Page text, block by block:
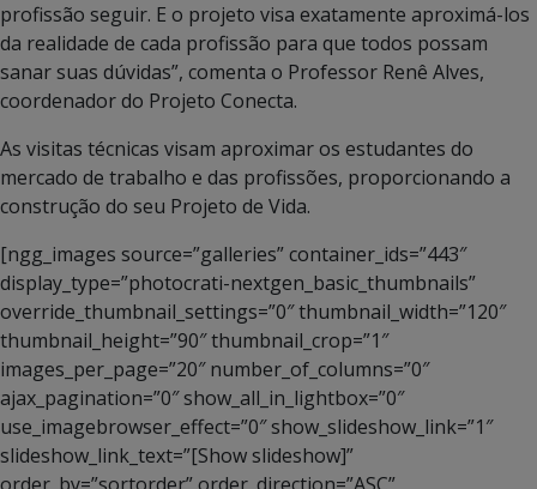
profissão seguir. E o projeto visa exatamente aproximá-los
da realidade de cada profissão para que todos possam
sanar suas dúvidas”, comenta o Professor Renê Alves,
coordenador do Projeto Conecta.
As visitas técnicas visam aproximar os estudantes do
mercado de trabalho e das profissões, proporcionando a
construção do seu Projeto de Vida.
[ngg_images source=”galleries” container_ids=”443″
display_type=”photocrati-nextgen_basic_thumbnails”
override_thumbnail_settings=”0″ thumbnail_width=”120″
thumbnail_height=”90″ thumbnail_crop=”1″
images_per_page=”20″ number_of_columns=”0″
ajax_pagination=”0″ show_all_in_lightbox=”0″
use_imagebrowser_effect=”0″ show_slideshow_link=”1″
slideshow_link_text=”[Show slideshow]”